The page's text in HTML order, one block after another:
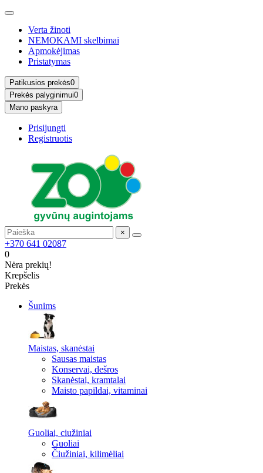
Verta žinoti
NEMOKAMI skelbimai
Apmokėjimas
Pristatymas
Patikusios prekės0
Prekės palyginimui0
Mano paskyra
Prisijungti
Registruotis
×
+370 641 02087
0
Nėra prekių!
Krepšelis
Prekės
Šunims
Maistas, skanėstai
Sausas maistas
Konservai, dešros
Skanėstai, kramtalai
Maisto papildai, vitaminai
Guoliai, ciužiniai
Guoliai
Čiužiniai, kilimėliai